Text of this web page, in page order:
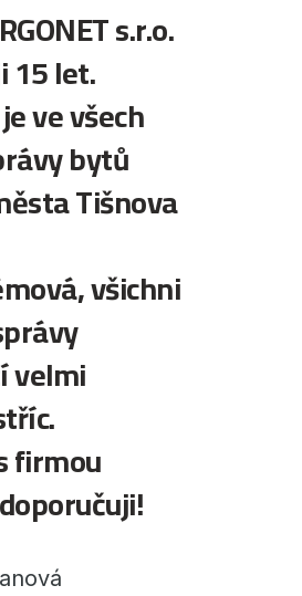
s.r.o.
15 let.
ve všech
bytů
Tišnova
všichni
velmi
firmou